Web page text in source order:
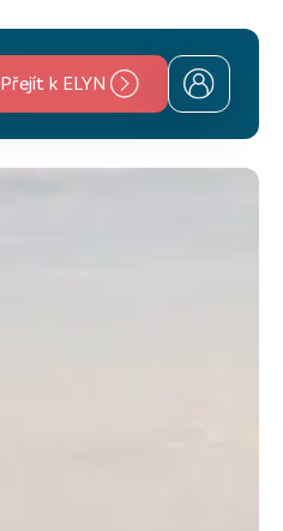
Přejít k ELYN